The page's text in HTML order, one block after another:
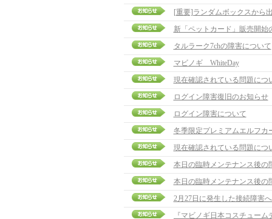
[重要]ランダムボックスから
新「ペットカード」販売開始
タルラーク7chの障害について
マビノギ WhiteDay
現在確認されている問題に
ログイン障害復旧のお知らせ
ログイン障害について
冬季限定プレミアムエルフカ
現在確認されている問題につ
本日の臨時メンテナンス後の
本日の臨時メンテナンス後の
2月27日に発生した接続障害